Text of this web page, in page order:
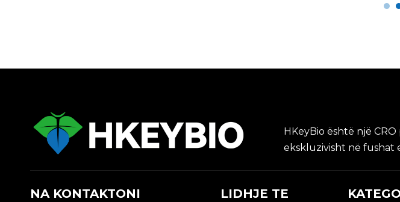
HKeyBio është një
ekskluzivisht në fushat
NA KONTAKTONI
LIDHJE TE